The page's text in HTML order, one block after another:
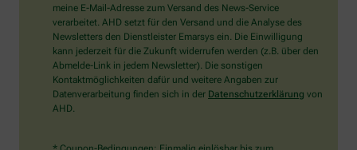
Sie
bitte
das
Haus.
meine E-Mail-Adresse zum Versand des News-Service
verarbeitet. AHD setzt für den Versand und die Analyse des
Newsletters den Dienstleister Emarsys ein. Die Einwilligung
kann jederzeit für die Zukunft widerrufen werden (z.B. über den
Abmelde-Link in jedem Newsletter). Die sonstigen
Kontaktmöglichkeiten dafür und weitere Angaben zur
Datenverarbeitung finden sich in der Datenschutzerklärung von
AHD.